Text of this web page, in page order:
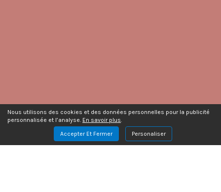
Nous utilisons des cookies et des données personnelles pour la publicité
personnalisée et l’analyse. En savoir plus.
Accepter Et Fermer
Personaliser